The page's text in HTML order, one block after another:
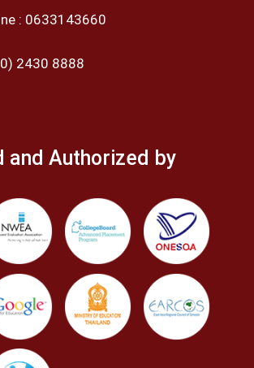
: 0633143660
2430 8888
and Authorized by